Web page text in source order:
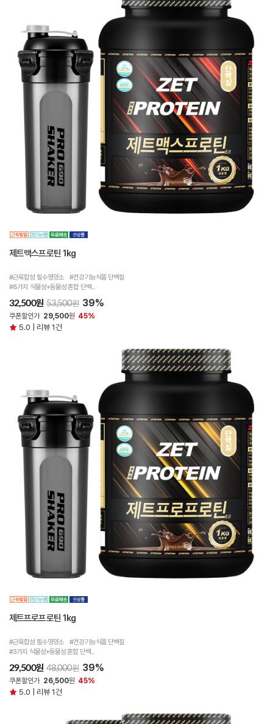
제트맥스프로틴 1kg
#근육합성 필수영양소 #건강기능식품 단백질
#8가지 식물성+동물성 혼합 단백...
32,500원 53,500원 39%
쿠폰할인가 29,500원 45%
5.0 | 리뷰 1건
제트프로프로틴 1kg
#근육합성 필수영양소 #건강기능식품 단백질
#3가지 식물성+동물성 혼합 단백...
29,500원 48,000원 39%
쿠폰할인가 26,500원 45%
5.0 | 리뷰 1건